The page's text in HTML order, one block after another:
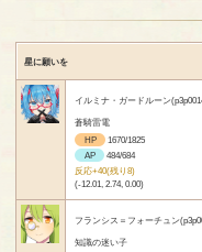
星に願いを
イルミナ・ガードルーン
蒼騎雷電
HP
1670/1825
AP
484/684
反応+40(残り8)
(-12.01, 2.74, 0.00)
フランシス＝フォーチュン
知識の迷い子